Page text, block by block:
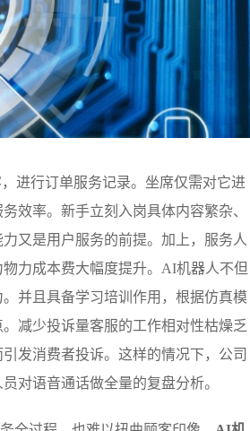
进行订单服务记录。坐席仅需对它进
效率。新手立刻入岗具体内容繁杂、
又是用户服务的前提。加上，服务人
力成本费大幅度提升。AI机器人不但
并且具备学习培训作用，根据仿真模
减少投诉量客服的工作相对性枯燥乏
发消费者投诉。这样的情况下，公司
对语音通话做全量的复盘分析。